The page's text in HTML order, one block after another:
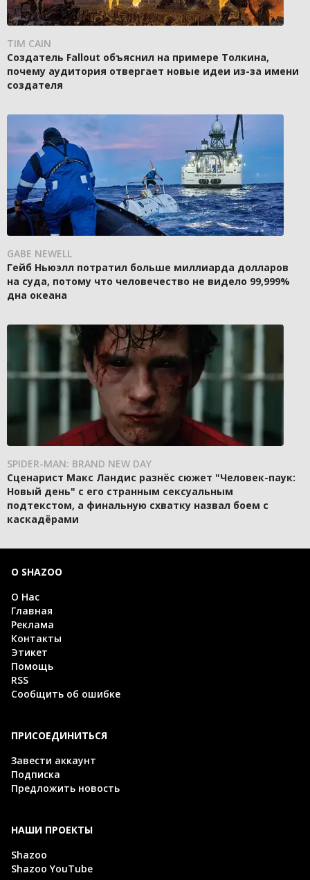
TIM CAIN
Создатель Fallout объяснил на примере Толкина,
почему аудитория отвергает новые идеи из-за имени
создателя
GABE NEWELL
Гейб Ньюэлл потратил больше миллиарда долларов
на суда, потому что человечество не видело 99,999%
дна океана
SPIDER-MAN: BRAND NEW DAY
Сценарист Макс Ландис разнёс сюжет "Человек-паук:
Новый день" с его странным сексуальным
подтекстом, а финальную схватку назвал боем с
каскадёрами
О SHAZOO
О Нас
Главная
Реклама
Контакты
Этикет
Помощь
RSS
Сообщить об ошибке
ПРИСОЕДИНИТЬСЯ
Завести аккаунт
Подписка
Предложить новость
НАШИ ПРОЕКТЫ
Shazoo
Shazoo YouTube